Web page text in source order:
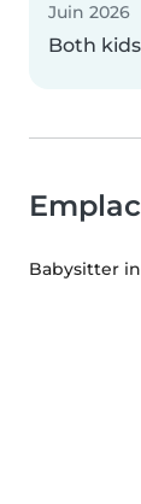
Juin 2026
Both
Babysitter